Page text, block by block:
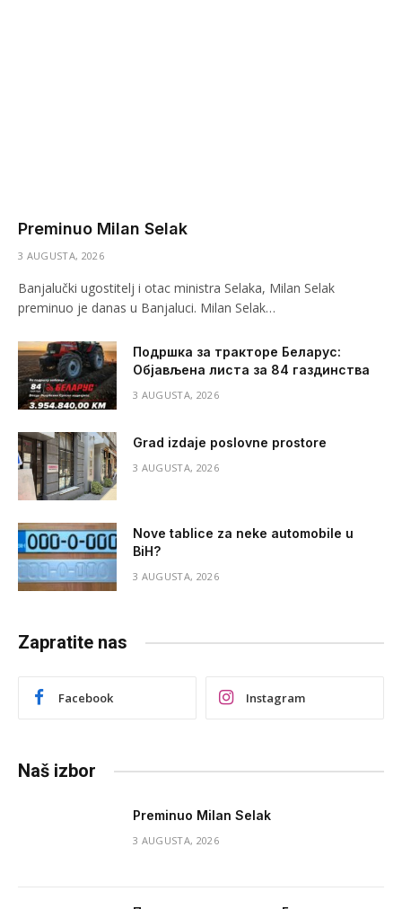
Preminuo Milan Selak
3 AUGUSTA, 2026
Banjalučki ugostitelj i otac ministra Selaka, Milan Selak
preminuo je danas u Banjaluci. Milan Selak…
Подршка за тракторе Беларус:
Објављена листа за 84 газдинства
3 AUGUSTA, 2026
Grad izdaje poslovne prostore
3 AUGUSTA, 2026
Nove tablice za neke automobile u
BiH?
3 AUGUSTA, 2026
Zapratite nas
Facebook Instagram
Naš izbor
Preminuo Milan Selak
3 AUGUSTA, 2026